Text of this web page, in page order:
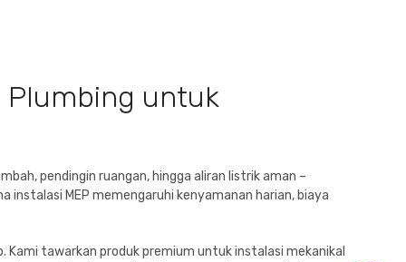
Plumbing untuk
pendingin ruangan, hingga aliran listrik aman –
instalasi MEP memengaruhi kenyamanan harian, biaya
Kami tawarkan produk premium untuk instalasi mekanikal